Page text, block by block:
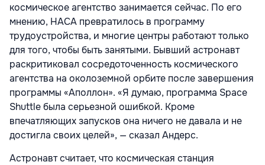
космическое агентство занимается сейчас. По его
мнению, НАСА превратилось в программу
трудоустройства, и многие центры работают только
для того, чтобы быть занятыми. Бывший астронавт
раскритиковал сосредоточенность космического
агентства на околоземной орбите после завершения
программы «Аполлон». «Я думаю, программа Space
Shuttle была серьезной ошибкой. Кроме
впечатляющих запусков она ничего не давала и не
достигла своих целей», — сказал Андерс.
Астронавт считает, что космическая станция